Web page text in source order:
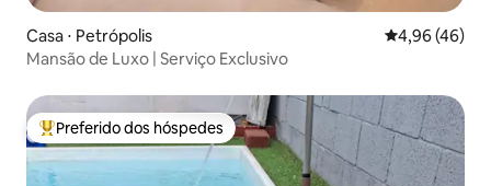
Casa ⋅ Petrópolis 4,96 de uma
4,96 (46)
Mansão de Luxo | Serviço Exclusivo
Entre os melhores preferidos dos hóspedes
Preferido dos hóspedes